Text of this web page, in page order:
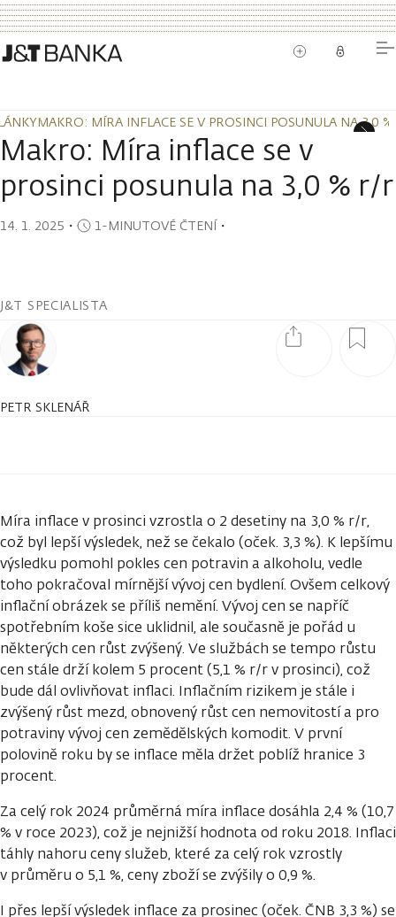
MAKRO: MÍRA INFLACE SE V PROSINCI POSUNULA NA 3,0
MAKRO: MÍRA INFLACE SE V PROSINCI POSUNULA NA 3,0
Makro: Míra inflace se v
prosinci posunula na 3,0 % r/r
14. 1. 2025 ・ 1-MINUTOVÉ ČTENÍ・
J&T SPECIALISTA
PETR SKLENÁŘ
Míra inflace v prosinci vzrostla o 2 desetiny na 3,0 % r/r,
což byl lepší výsledek, než se čekalo (oček. 3,3 %). K lepšímu
výsledku pomohl pokles cen potravin a alkoholu, vedle
toho pokračoval mírnější vývoj cen bydlení. Ovšem celkový
inflační obrázek se příliš nemění. Vývoj cen se napříč
spotřebním koše sice uklidnil, ale současně je pořád u
některých cen růst zvýšený. Ve službách se tempo růstu
cen stále drží kolem 5 procent (5,1 % r/r v prosinci), což
bude dál ovlivňovat inflaci. Inflačním rizikem je stále i
zvýšený růst mezd, obnovený růst cen nemovitostí a pro
potraviny vývoj cen zemědělských komodit. V první
polovině roku by se inflace měla držet poblíž hranice 3
procent.
Za celý rok 2024 průměrná míra inflace dosáhla 2,4 % (10,7
% v roce 2023), což je nejnižší hodnota od roku 2018. Inflaci
táhly nahoru ceny služeb, které za celý rok vzrostly
v průměru o 5,1 %, ceny zboží se zvýšily o 0,9 %.
I přes lepší výsledek inflace za prosinec (oček. ČNB 3,3 %) se